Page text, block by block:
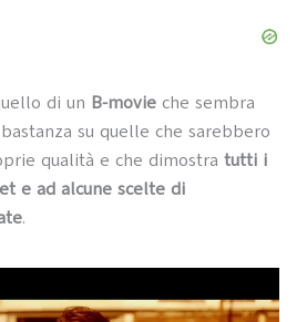
di un B-movieche sembra
su quelle che sarebbero
qualità e che dimostra tutti i
e ad alcune scelte di
.